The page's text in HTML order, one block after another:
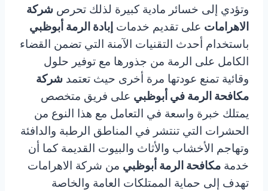
وتؤدي إلى خسائر مادية كبيرة لذلك تحرص شركة
الاهرامات على تقديم خدمات إبادة الرمة أبوظبي
باستخدام أحدث التقنيات الآمنة التي تضمن القضاء
الكامل على الرمة من جذورها مع توفير حلول
وقائية تمنع عودتها مرة أخرى حيث تعتمد شركة
مكافحة الرمة في أبوظبي على فريق متخصص
يمتلك خبرة واسعة في التعامل مع هذا النوع من
الحشرات التي تنتشر في المناطق الرطبة والدافئة
وتهاجم الأخشاب والأثاث والبيوت القديمة كما أن
خدمة مكافحة الرمة أبوظبي من شركة الاهرامات
تهدف إلى حماية الممتلكات العامة والخاصة